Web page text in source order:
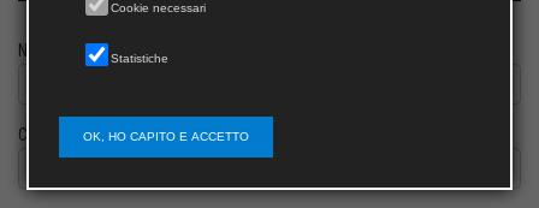
Nome
Cognome
Cookie necessari
Statistiche
OK, HO CAPITO E ACCETTO